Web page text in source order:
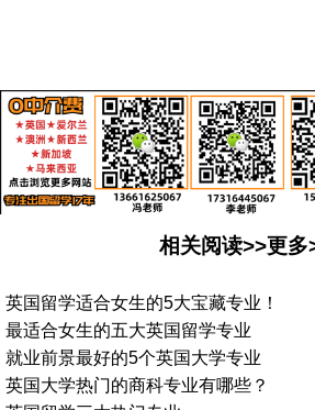
相关阅读>>更多
英国留学适合女生的5大宝藏专业！
最适合女生的五大英国留学专业
就业前景最好的5个英国大学专业
英国大学热门的商科专业有哪些？